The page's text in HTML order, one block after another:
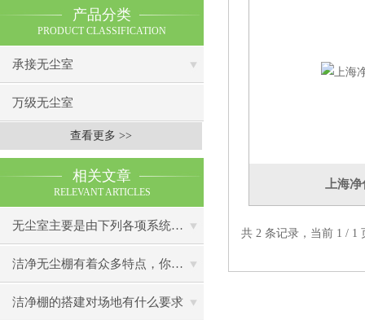
产品分类
PRODUCT CLASSIFICATION
承接无尘室
万级无尘室
查看更多 >>
相关文章
RELEVANT ARTICLES
无尘室主要是由下列各项系统所组成的
洁净无尘棚有着众多特点，你了解了吗？
洁净棚的搭建对场地有什么要求
上海
共 2 条记录，当前 1 /